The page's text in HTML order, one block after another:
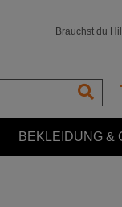
Brauchst du
BEKLEIDUNG &